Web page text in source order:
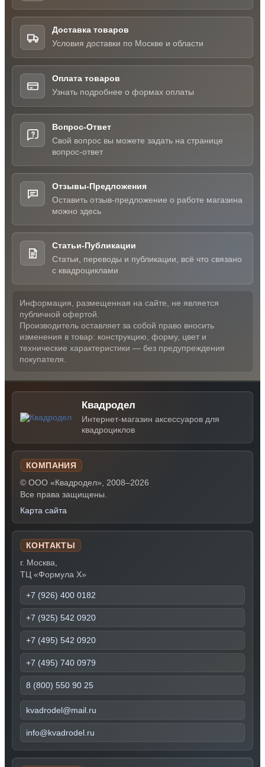
Доставка товаров
Условия доставки по Москве и области
Оплата товаров
Узнать подробнее о формах оплаты
Вопрос-Ответ
Свой вопрос вы можете задать на странице
вопрос-ответ
Отзывы-Предложения
Оставить отзыв-предложение о работе магазина
можно здесь
Статьи-Публикации
Статьи, переводы и публикации, всё что связано
с квадроциклами
Информация, размещенная на сайте, не является
публичной офертой.
Производитель оставляет за собой право вносить
изменения в товар: конструкцию, форму, цвет и
технические характеристики — без предупреждения
покупателя.
Квадродел
Интернет-магазин аксессуаров для
квадроциклов
КОМПАНИЯ
© ООО «Квадродел», 2008–2026
Все права защищены.
Карта сайта
КОНТАКТЫ
г. Москва,
ТЦ «Формула Х»
+7 (926) 400 0182
+7 (925) 542 0920
+7 (495) 542 0920
+7 (495) 740 0979
8 (800) 550 90 25
kvadrodel@mail.ru
info@kvadrodel.ru